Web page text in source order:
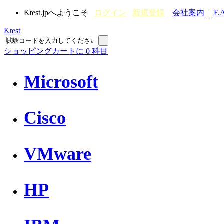
Ktest.jpへようこそ ログイン 新規登録 会社案内 |
Ktest
ショッピングカートに 0 科目
Microsoft
Cisco
VMware
HP